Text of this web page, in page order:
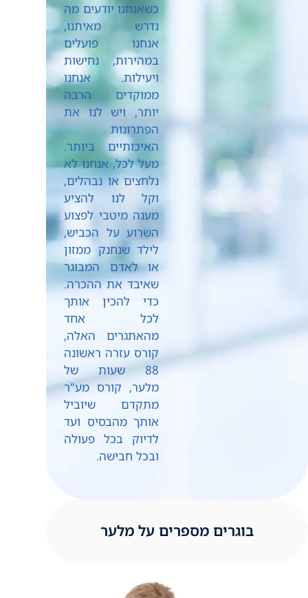
כשאנחנו יודעים מה
נדרש מאיתנו,
אנחנו פועלים
במהירות, נחישות
ויעילות. אנחנו
ממוקדים הרבה
יותר, ויש לנו את
הפתרונות
האיכותיים ביותר.
מעל לכל, אנחנו לא
נלחצים או נבהלים,
וקל לנו להציע
מענה מיטבי לפצוע
השרוע על הכביש,
לילד שנחנק ממזון
או לאדם המבוגר
שאיבד את ההכרה.
כדי להכין אותך
לכל אחד
מהאתגרים האלה,
קורס עזרה ראשונה
88 שעות של
מלער, קורס מע"ר
מתקדם שיוביל
אותך מהבסיס ועד
לדיוק בכל פעולה
ובכל חבישה.
בוגרים מספרים על מלער